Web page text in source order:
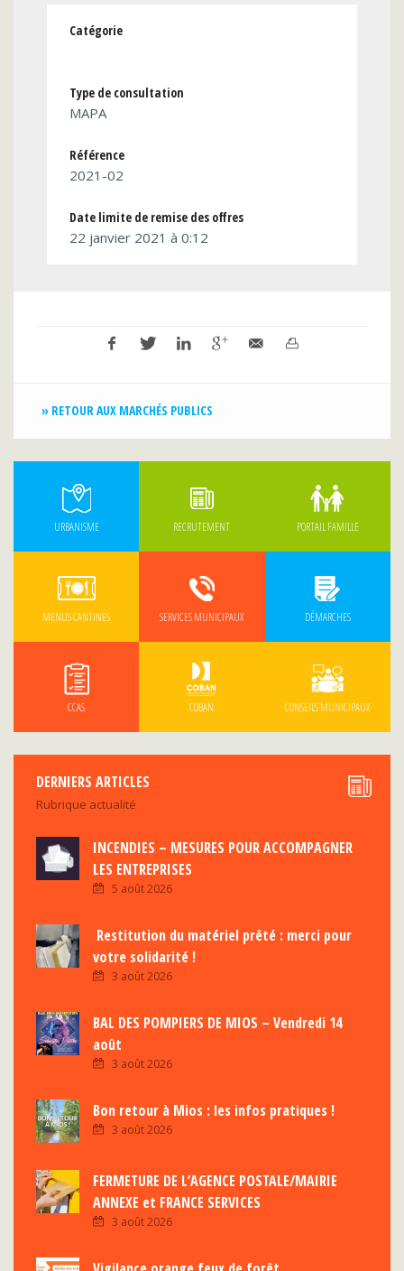
Catégorie
Type de consultation
MAPA
Référence
2021-02
Date limite de remise des offres
22 janvier 2021 à 0:12
» RETOUR AUX MARCHÉS PUBLICS
URBANISME RECRUTEMENT PORTAIL FAMILLE
MENUS CANTINES SERVICES MUNICIPAUX DÉMARCHES
CCAS COBAN CONSEILS MUNICIPAUX
DERNIERS ARTICLES
Rubrique actualité
INCENDIES – MESURES POUR ACCOMPAGNER
LES ENTREPRISES
5 août 2026
Restitution du matériel prêté : merci pour
votre solidarité !
3 août 2026
BAL DES POMPIERS DE MIOS – Vendredi 14
août
3 août 2026
Bon retour à Mios : les infos pratiques !
3 août 2026
FERMETURE DE L’AGENCE POSTALE/MAIRIE
ANNEXE et FRANCE SERVICES
3 août 2026